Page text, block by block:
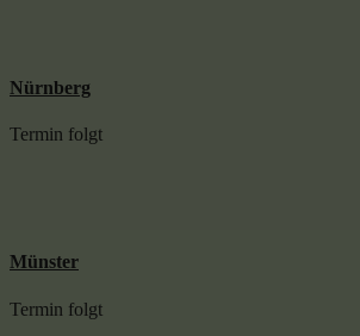
Nürnberg
Termin folgt
Münster
Termin folgt